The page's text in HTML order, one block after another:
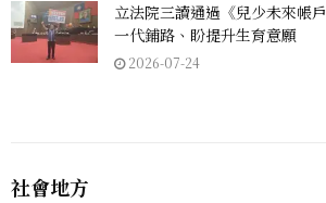
立法院三讀通過《兒少未來帳
一代鋪路、盼提升生育意願
2026-07-24
社會地方